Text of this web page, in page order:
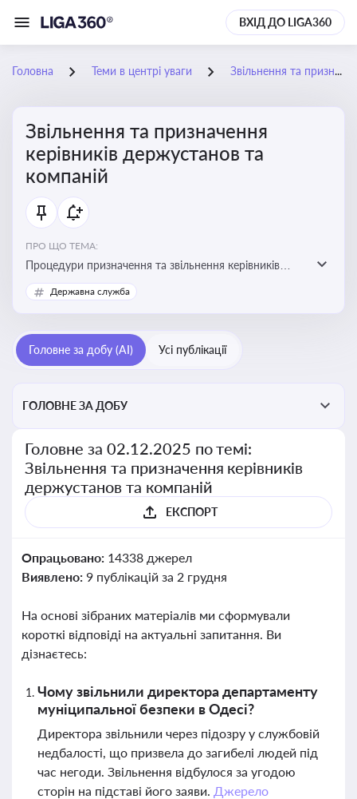
ВХІД ДО LIGA360
Головна Теми в центрі уваги Звільнення та призначення керівників держустанов та компаній
Звільнення та призначення
керівників держустанов та
компаній
ПРО ЩО ТЕМА:
Процедури призначення та звільнення керівників
установ та підприємств
Державна служба
Головне за добу (AI) Усі публікації
ГОЛОВНЕ ЗА ДОБУ
Головне за 02.12.2025 по темі:
Звільнення та призначення керівників
держустанов та компаній
ЕКСПОРТ
Опрацьовано: 14338 джерел
Виявлено: 9 публікацій за 2 грудня
На основі зібраних матеріалів ми сформували
короткі відповіді на актуальні запитання. Ви
дізнаєтесь:
Чому звільнили директора департаменту
муніципальної безпеки в Одесі?
Директора звільнили через підозру у службовій
недбалості, що призвела до загибелі людей під
час негоди. Звільнення відбулося за угодою
сторін на підставі його заяви. Джерело